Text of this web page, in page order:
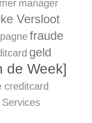
manager
Versloot
fraude
geld
de Week]
creditcard